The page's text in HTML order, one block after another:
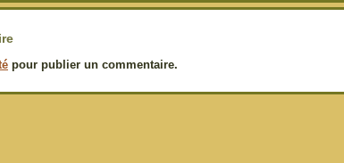
pour publier un commentaire.